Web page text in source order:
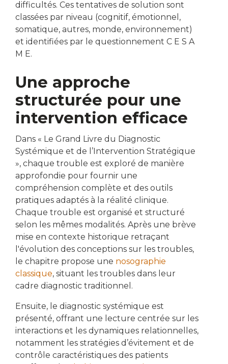
difficultés. Ces tentatives de solution sont
classées par niveau (cognitif, émotionnel,
somatique, autres, monde, environnement)
et identifiées par le questionnement C E S A
M E.
Une approche
structurée pour une
intervention efficace
Dans « Le Grand Livre du Diagnostic
Systémique et de l’Intervention Stratégique
», chaque trouble est exploré de manière
approfondie pour fournir une
compréhension complète et des outils
pratiques adaptés à la réalité clinique.
Chaque trouble est organisé et structuré
selon les mêmes modalités. Après une brève
mise en contexte historique retraçant
l'évolution des conceptions sur les troubles,
le chapitre propose une nosographie
classique, situant les troubles dans leur
cadre diagnostic traditionnel.
Ensuite, le diagnostic systémique est
présenté, offrant une lecture centrée sur les
interactions et les dynamiques relationnelles,
notamment les stratégies d’évitement et de
contrôle caractéristiques des patients